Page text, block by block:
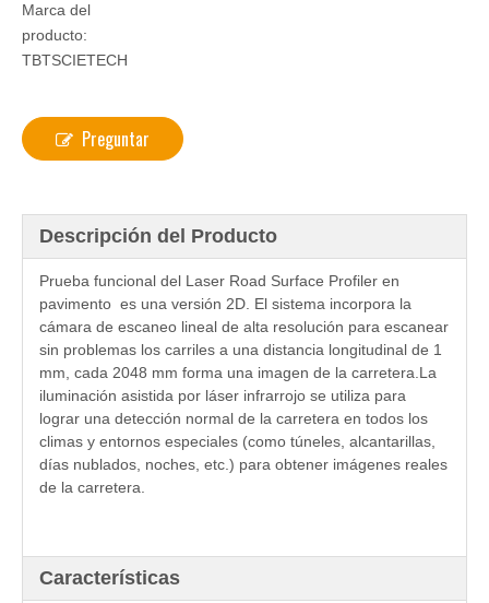
Marca del
producto:
TBTSCIETECH
Preguntar
Descripción del Producto
Prueba funcional del Laser Road Surface Profiler en
pavimento es una versión 2D. El sistema incorpora la
cámara de escaneo lineal de alta resolución para escanear
sin problemas los carriles a una distancia longitudinal de 1
mm, cada 2048 mm forma una imagen de la carretera.La
iluminación asistida por láser infrarrojo se utiliza para
lograr una detección normal de la carretera en todos los
climas y entornos especiales (como túneles, alcantarillas,
días nublados, noches, etc.) para obtener imágenes reales
de la carretera.
Características